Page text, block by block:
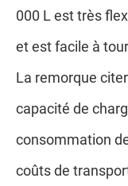
000 L est très
et est facile à
La remorque
capacité de
consommation
coûts de